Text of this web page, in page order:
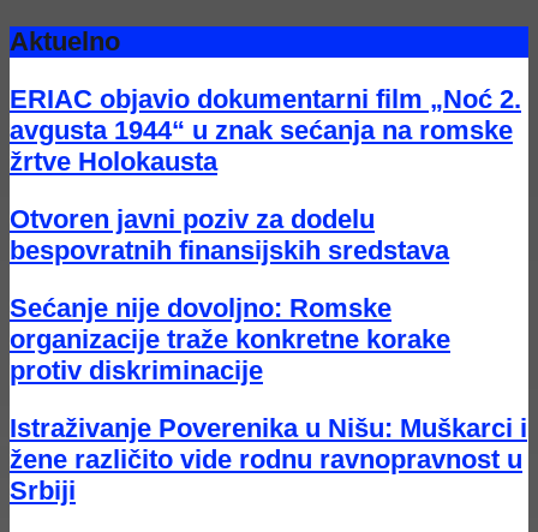
Aktuelno
ERIAC objavio dokumentarni film „Noć 2.
avgusta 1944“ u znak sećanja na romske
žrtve Holokausta
Otvoren javni poziv za dodelu
bespovratnih finansijskih sredstava
Sećanje nije dovoljno: Romske
organizacije traže konkretne korake
protiv diskriminacije
Istraživanje Poverenika u Nišu: Muškarci i
žene različito vide rodnu ravnopravnost u
Srbiji